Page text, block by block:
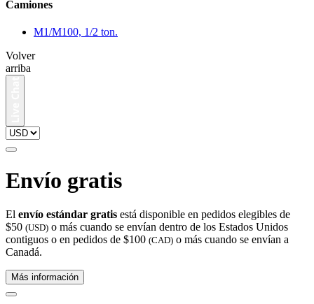
Camiones
M1/M100, 1/2 ton.
Volver
arriba
Envío gratis
El envío estándar gratis está disponible en pedidos elegibles de
$50 (USD) o más cuando se envían dentro de los Estados Unidos
contiguos o en pedidos de $100 (CAD) o más cuando se envían a
Canadá.
Más información